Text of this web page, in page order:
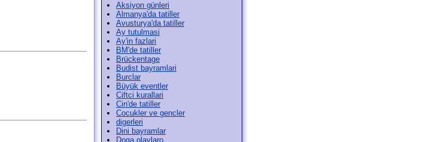
Aksiyon günleri
Almanya'da tatiller
Avusturya'da tatiller
Ay tutulmasi
Ay'in fazlari
BM'de tatiller
Brückentage
Budist bayramlari
Burclar
Büyük eventler
Ciftci kurallari
Cin'de tatiller
Cocukler ve gencler
digerleri
Dini bayramlar
Doga olaylaro